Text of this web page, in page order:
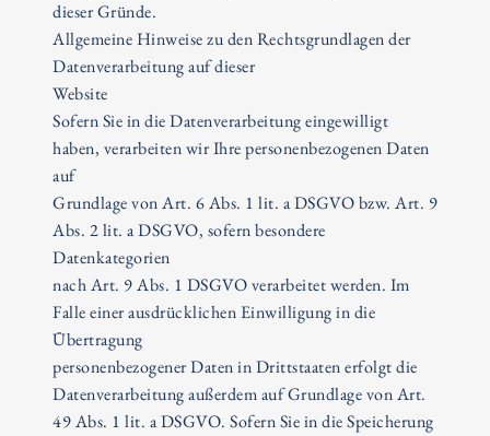
dieser Gründe.
Allgemeine Hinweise zu den Rechtsgrundlagen der
Datenverarbeitung auf dieser
Website
Sofern Sie in die Datenverarbeitung eingewilligt
haben, verarbeiten wir Ihre personenbezogenen Daten
auf
Grundlage von Art. 6 Abs. 1 lit. a DSGVO bzw. Art. 9
Abs. 2 lit. a DSGVO, sofern besondere
Datenkategorien
nach Art. 9 Abs. 1 DSGVO verarbeitet werden. Im
Falle einer ausdrücklichen Einwilligung in die
Übertragung
personenbezogener Daten in Drittstaaten erfolgt die
Datenverarbeitung außerdem auf Grundlage von Art.
49 Abs. 1 lit. a DSGVO. Sofern Sie in die Speicherung